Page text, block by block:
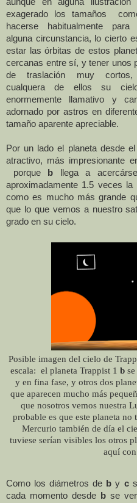
exagerado los tamaños
hacerse habitualmente para
alguna circunstancia, lo cierto
estar las órbitas de estos
cercanas entre sí, y tener unos
de traslación muy cortos,
cualquera de ellos su
enormemente llamativo y
adornado por astros en
tamaño aparente apreciable.
Por un lado el planeta desde
atractivo, más impresionante
porque b llega a
aproximadamente 1.5 veces
como es mucho más grande
que lo que vemos a nuestro
grado en su cielo.
Posible imagen del cielo de
escala: el planeta Trappist 1 b
y en fina fase, y otros dos
que aparecen mucho más
que nosotros vemos nuestra
probable es que este planeta
Mercurio también de día el
tuviese serían visibles los otros
aquí
Como los diámetros de b y c
cada momento desde b se